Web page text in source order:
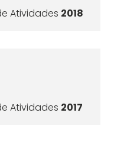
Atividades 2018
Atividades 2017